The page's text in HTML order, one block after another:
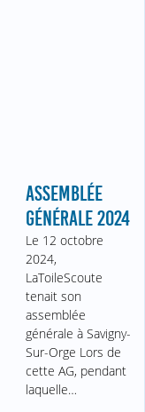
ASSEMBLÉE
GÉNÉRALE 2024
Le 12 octobre
2024,
LaToileScoute
tenait son
assemblée
générale à Savigny-
Sur-Orge Lors de
cette AG, pendant
laquelle…